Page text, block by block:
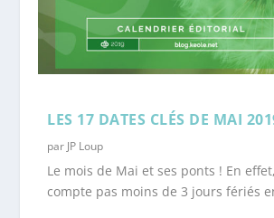
LES 17 DATES CLÉS DE MAI
par JP Loup
Le mois de Mai et ses ponts ! En
compte pas moins de 3 jours fériés